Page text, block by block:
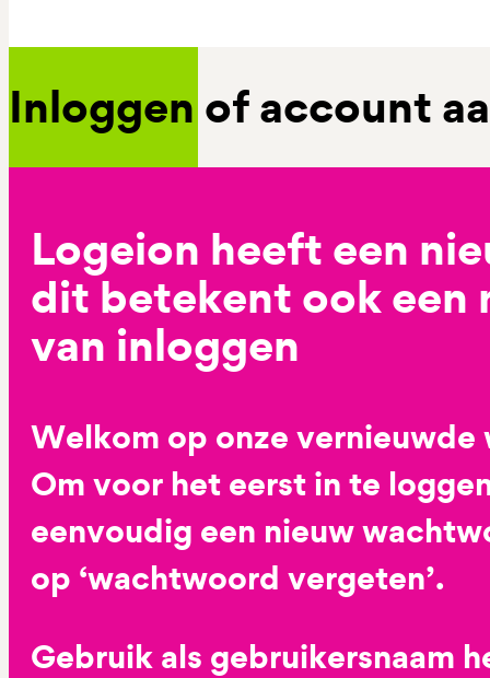
Inloggen of account
Logeion heeft een
dit betekent ook een
van inloggen
Welkom op onze vernieuwde
Om voor het eerst in te
eenvoudig een nieuw
op ‘wachtwoord vergeten’.
Gebruik als gebruikersnaam